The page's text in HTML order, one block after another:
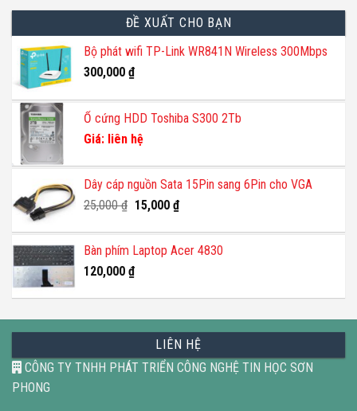
ĐỀ XUẤT CHO BẠN
Bộ phát wifi TP-Link WR841N Wireless 300Mbps
300,000 ₫
Ổ cứng HDD Toshiba S300 2Tb
Giá: liên hệ
Dây cáp nguồn Sata 15Pin sang 6Pin cho VGA
25,000₫ Giá
là:
25,000 ₫.
15,000 ₫Giá
tại
là:
Bàn phím Laptop Acer 4830
120,000 ₫
LIÊN HỆ
CÔNG TY TNHH PHÁT TRIỂN CÔNG NGHỆ TIN HỌC SƠN
PHONG